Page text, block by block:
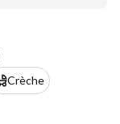
Crèche